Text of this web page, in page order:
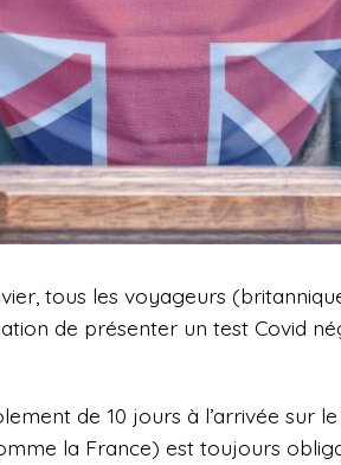
tous les voyageurs
de présenter un test Covid
de 10 jours à l’arrivée sur
la France) est toujours